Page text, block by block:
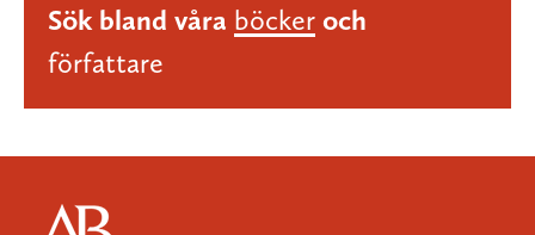
Sök bland våra böcker och
författare